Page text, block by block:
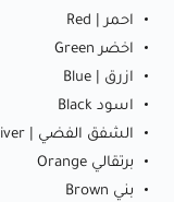
احمر | Red
اخضر Green
ازرق | Blue
اسود Black
الشفق الفضي | Aurora Siver
برتقالي Orange
بني Brown